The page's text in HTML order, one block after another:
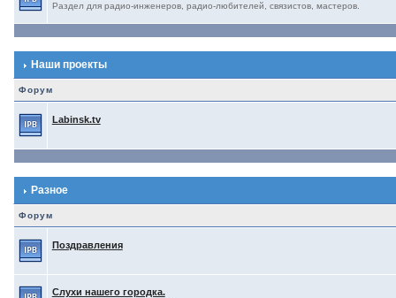
Раздел для радио-инженеров, радио-любителей, связистов, мастеров.
Наши проекты
Форум
Labinsk.tv
Разное
Форум
Поздравления
Слухи нашего городка.